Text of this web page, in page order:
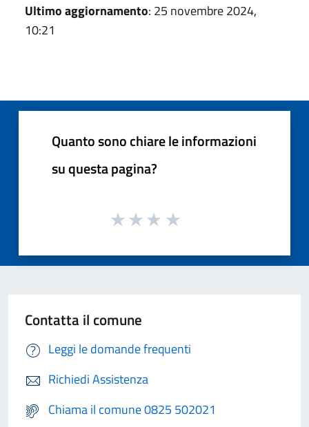
Ultimo aggiornamento: 25 novembre 2024,
10:21
Quanto sono chiare le informazioni
su questa pagina?
Contatta il comune
Leggi le domande frequenti
Richiedi Assistenza
Chiama il comune 0825 502021